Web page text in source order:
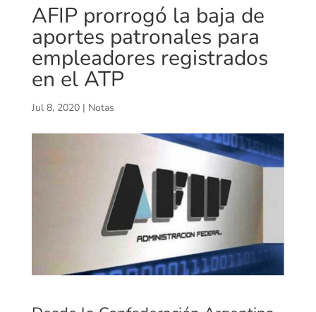
AFIP prorrogó la baja de
aportes patronales para
empleadores registrados
en el ATP
Jul 8, 2020| Notas